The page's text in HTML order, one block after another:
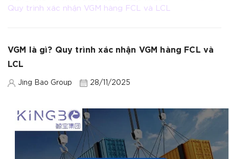
Quy trình xác nhận VGM hàng FCL và LCL
VGM là gì? Quy trình xác nhận VGM hàng FCL và
LCL
Jing Bao Group 28/11/2025